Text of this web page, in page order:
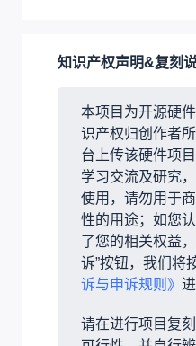
知识产权声明&复刻
本项目为开源硬
识产权归创作者
台上传该硬件项
学习交流及研究
使用，请勿用于
性的用途；如您
了您的相关权益
诉”按钮，我们将
诉与申诉规则》
请在进行项目复